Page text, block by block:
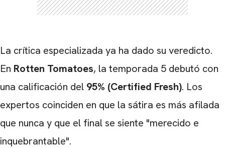
La crítica especializada ya ha dado su veredicto.
En Rotten Tomatoes, la temporada 5 debutó con
una calificación del 95% (Certified Fresh). Los
expertos coinciden en que la sátira es más afilada
que nunca y que el final se siente "merecido e
inquebrantable".